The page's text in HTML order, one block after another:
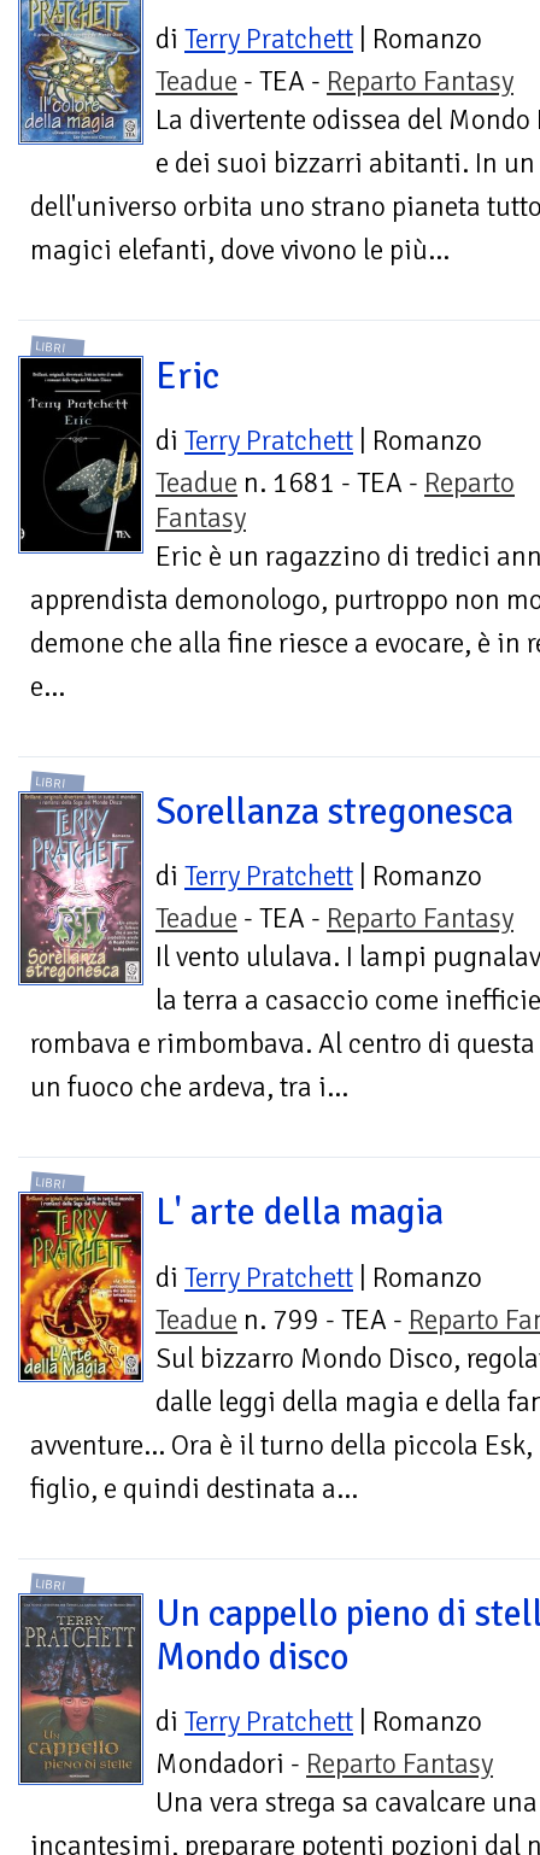
di Terry Pratchett | Romanzo
Teadue - TEA - Reparto Fantasy
La divertente odissea del Mondo
e dei suoi bizzarri abitanti. In
dell'universo orbita uno strano pianeta
magici elefanti, dove vivono le più...
LIBRI
Eric
di Terry Pratchett | Romanzo
Teadue n. 1681 - TEA - Reparto
Fantasy
Eric è un ragazzino di tredici
apprendista demonologo, purtroppo non
demone che alla fine riesce a evocare, è
e...
LIBRI
Sorellanza stregonesca
di Terry Pratchett | Romanzo
Teadue - TEA - Reparto Fantasy
Il vento ululava. I lampi
la terra a casaccio come
rombava e rimbombava. Al centro di
un fuoco che ardeva, tra i...
LIBRI
L' arte della magia
di Terry Pratchett | Romanzo
Teadue n. 799 - TEA - Reparto
Sul bizzarro Mondo Disco,
dalle leggi della magia e della
avventure... Ora è il turno della piccola
figlio, e quindi destinata a...
LIBRI
Un cappello pieno di
Mondo disco
di Terry Pratchett | Romanzo
Mondadori - Reparto Fantasy
Una vera strega sa cavalcare
incantesimi, preparare potenti pozioni dal